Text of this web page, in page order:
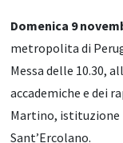
Domenica 9
metropolita di
Messa delle 10.30,
accademiche e dei
Martino, istituzione
Sant’Ercolano.